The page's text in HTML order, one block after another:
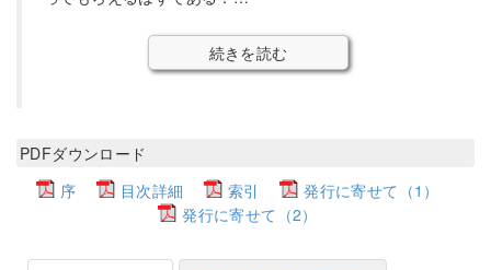
続きを読む
PDFダウンロード
序
目次詳細 索引
発行に寄せて（1）
発行に寄せて（2）